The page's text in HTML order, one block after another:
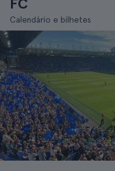
Calendário e bilhetes